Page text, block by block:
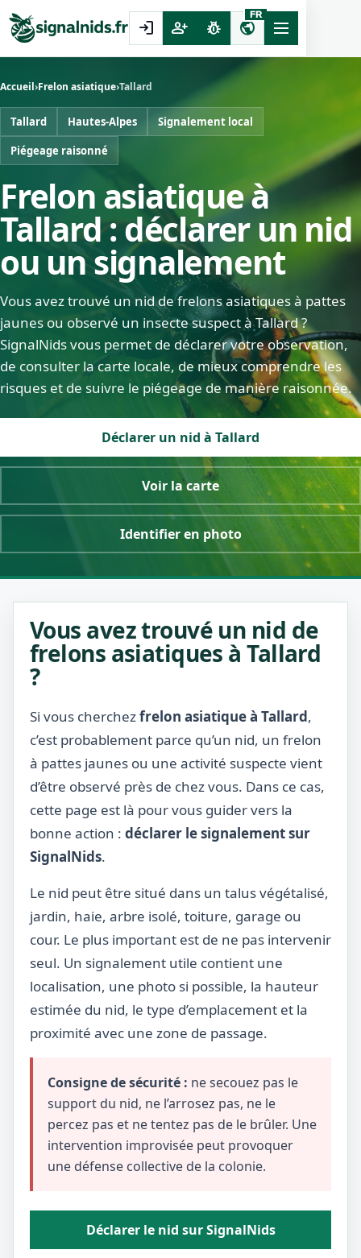
login person_add pest_control public
FR
Accueil›Frelon asiatique›Tallard
Tallard Hautes-Alpes
Signalement local
Piégeage raisonné
Frelon asiatique à
Tallard : déclarer un nid
ou un signalement
Vous avez trouvé un nid de frelons asiatiques à pattes
jaunes ou observé un insecte suspect à Tallard ?
SignalNids vous permet de déclarer votre observation,
de consulter la carte locale, de mieux comprendre les
risques et de suivre le piégeage de manière raisonnée.
Déclarer un nid à Tallard
Voir la carte
Identifier en photo
Vous avez trouvé un nid de
frelons asiatiques à Tallard
?
Si vous cherchezfrelon asiatique à Tallard,
c’est probablement parce qu’un nid, un frelon
à pattes jaunes ou une activité suspecte vient
d’être observé près de chez vous. Dans ce cas,
cette page est là pour vous guider vers la
bonne action : déclarer le signalement sur
SignalNids.
Le nid peut être situé dans un talus végétalisé,
jardin, haie, arbre isolé, toiture, garage ou
cour. Le plus important est de ne pas intervenir
seul. Un signalement utile contient une
localisation, une photo si possible, la hauteur
estimée du nid, le type d’emplacement et la
proximité avec une zone de passage.
Consigne de sécurité : ne secouez pas le
support du nid, ne l’arrosez pas, ne le
percez pas et ne tentez pas de le brûler. Une
intervention improvisée peut provoquer
une défense collective de la colonie.
Déclarer le nid sur SignalNids